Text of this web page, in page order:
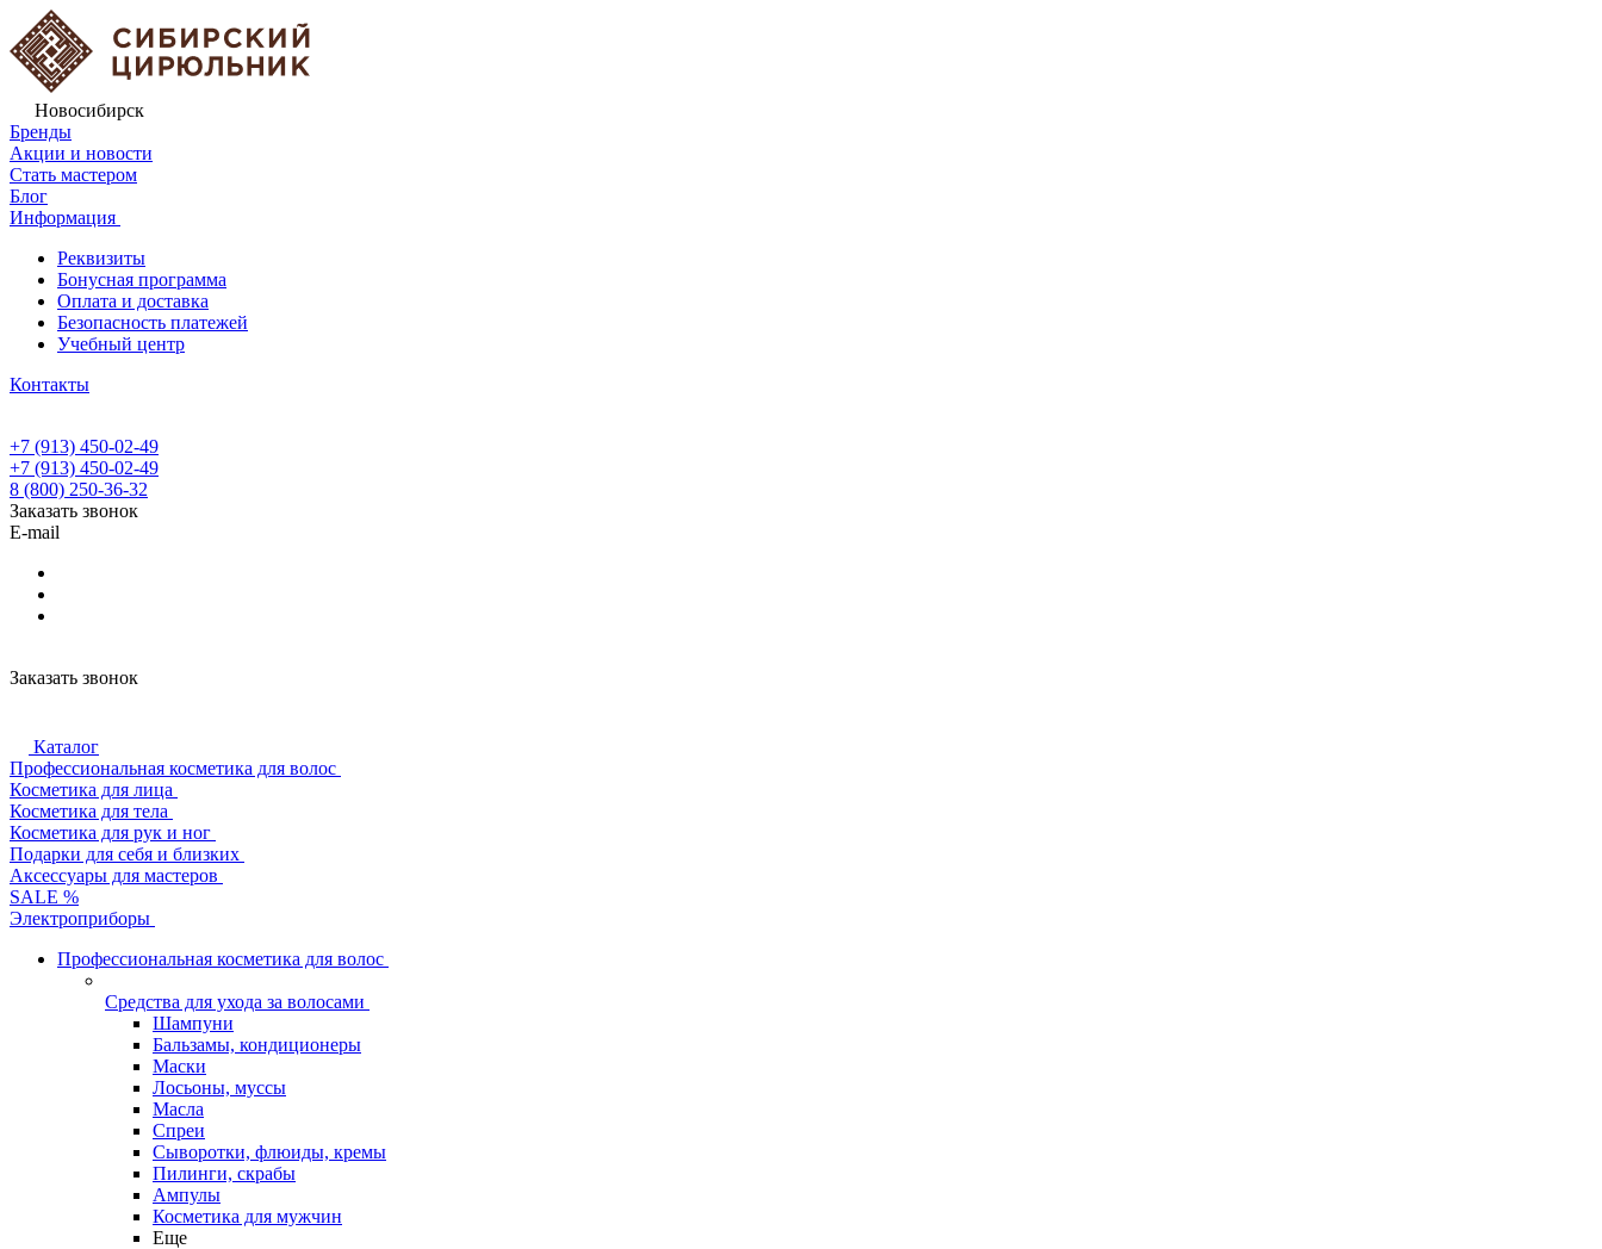
Новосибирск
Бренды
Акции и новости
Стать мастером
Блог
Информация
Реквизиты
Бонусная программа
Оплата и доставка
Безопасность платежей
Учебный центр
Контакты
+7 (913) 450-02-49
+7 (913) 450-02-49
8 (800) 250-36-32
Заказать звонок
E-mail
Заказать звонок
Каталог
Профессиональная косметика для волос
Косметика для лица
Косметика для тела
Косметика для рук и ног
Подарки для себя и близких
Аксессуары для мастеров
SALE %
Электроприборы
Профессиональная косметика для волос
Средства для ухода за волосами
Шампуни
Бальзамы, кондиционеры
Маски
Лосьоны, муссы
Масла
Спреи
Сыворотки, флюиды, кремы
Пилинги, скрабы
Ампулы
Косметика для мужчин
Еще